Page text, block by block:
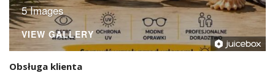
5 Images
VIEW GALLERY
Obsługa klienta